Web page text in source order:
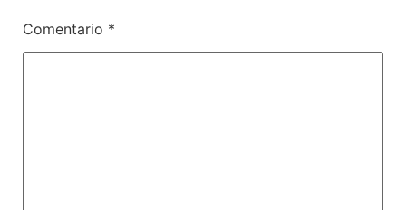
Comentario *